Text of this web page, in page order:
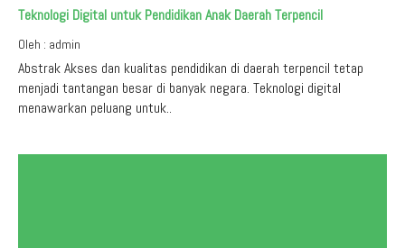
Teknologi Digital untuk Pendidikan Anak Daerah Terpencil
Oleh : admin
Abstrak Akses dan kualitas pendidikan di daerah terpencil tetap
menjadi tantangan besar di banyak negara. Teknologi digital
menawarkan peluang untuk..